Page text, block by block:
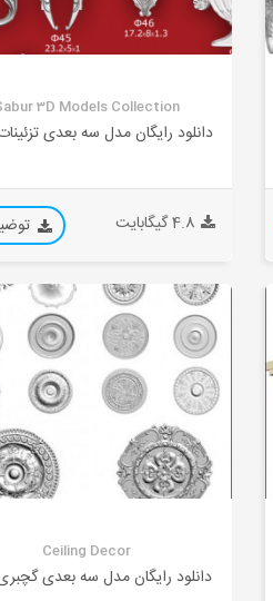
3D Models Collection
دانلود رایگان مدل سه بعدی
4.8 گیگابایت
Ceiling Decor
دانلود رایگان مدل سه بعدی